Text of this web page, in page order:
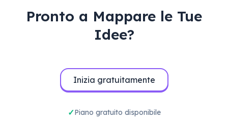
Pronto a Mappare le Tue
Idee?
Inizia gratuitamente
Piano gratuito disponibile